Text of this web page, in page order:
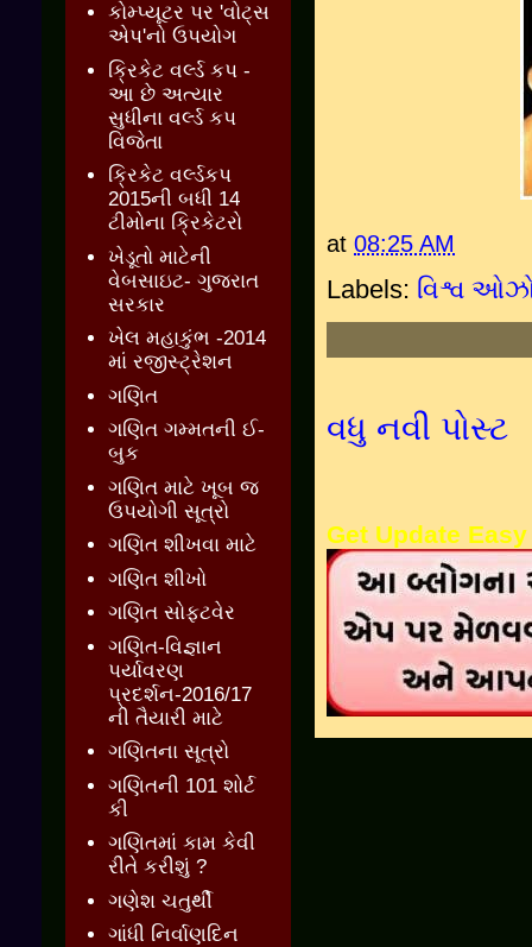
at 08:25 AM
Labels: વિશ્વ
વધુ નવી પોસ્ટ
Get Update Easy
કોમ્પ્યૂટર પર 'વોટ્સ
એપ'નો ઉપયોગ
ક્રિકેટ વર્લ્ડ કપ -
આ છે અત્યાર
સુધીના વર્લ્ડ કપ
વિજેતા
ક્રિકેટ વર્લ્ડકપ
2015ની બધી 14
ટીમોના ક્રિકેટરો
ખેડૂતો માટેની
વેબસાઇટ- ગુજરાત
સરકાર
ખેલ મહાકુંભ -2014
માં રજીસ્ટ્રેશન
ગણિત
ગણિત ગમ્મતની ઈ-
બુક
ગણિત માટે ખૂબ જ
ઉપયોગી સૂત્રો
ગણિત શીખવા માટે
ગણિત શીખો
ગણિત સોફ્ટવેર
ગણિત-વિજ્ઞાન
પર્યાવરણ
પ્રદર્શન-2016/17
ની તૈયારી માટે
ગણિતના સૂત્રો
ગણિતની 101 શોર્ટ
કી
ગણિતમાં કામ કેવી
રીતે કરીશું ?
ગણેશ ચતુર્થી
ગાંધી નિર્વાણદિન